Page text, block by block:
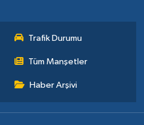
Trafik Durumu
Tüm Manşetler
Haber Arşivi